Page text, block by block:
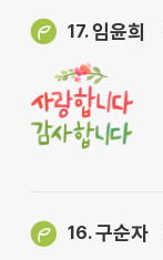
17. 임윤희
16.구순자